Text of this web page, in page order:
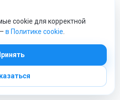
| Политика cookie
cookie для корректной
в Политике cookie